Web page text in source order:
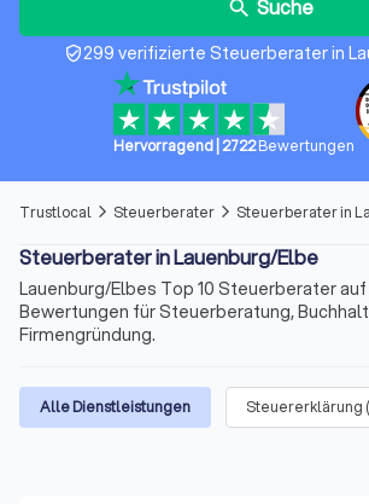
search Suche
verified_user299 verifizierte Steuerberater in
Hervorragend| 2722 Bewertungen
Trustlocal arrow_forward_ios Steuerberater arrow_forward_ios Steuerberater in
Steuerberater in Lauenburg/Elbe
Lauenburg/Elbes Top 10 Steuerberater auf
Bewertungen für Steuerberatung,
Firmengründung.
Alle Dienstleistungen Steuererklärung (